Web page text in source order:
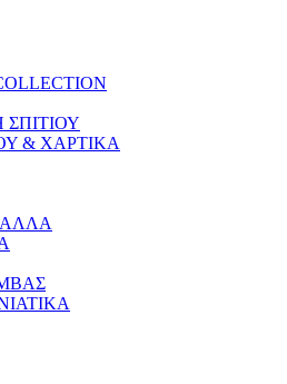
& ΧΑΡΤΙΚΑ
ΑΛΛΑ